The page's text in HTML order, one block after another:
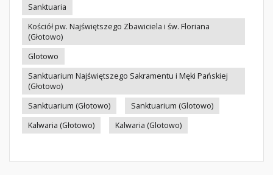
Sanktuaria
Kościół pw. Najświętszego Zbawiciela i św. Floriana
(Głotowo)
Glotowo
Sanktuarium Najświętszego Sakramentu i Męki Pańskiej
(Głotowo)
Sanktuarium (Głotowo)
Sanktuarium (Glotowo)
Kalwaria (Głotowo)
Kalwaria (Glotowo)